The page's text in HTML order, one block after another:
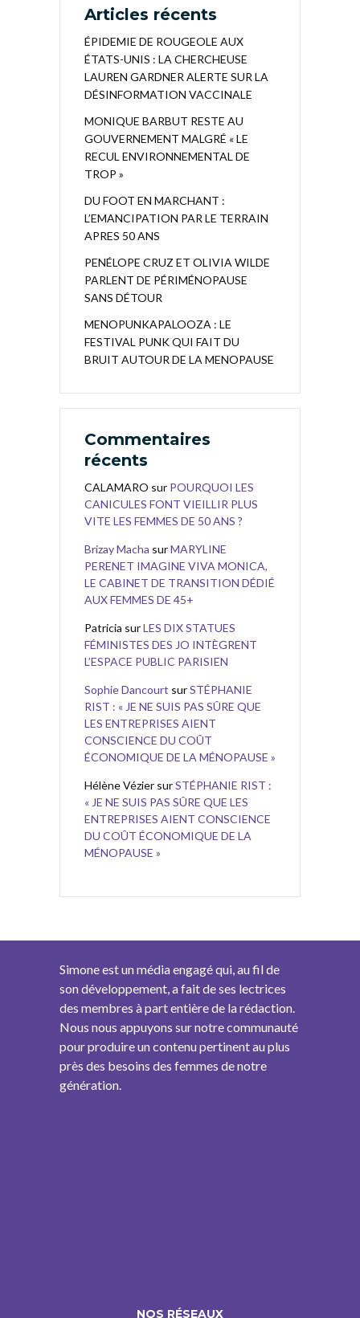
Articles récents
ÉPIDEMIE DE ROUGEOLE AUX
ÉTATS-UNIS : LA CHERCHEUSE
LAUREN GARDNER ALERTE SUR LA
DÉSINFORMATION VACCINALE
MONIQUE BARBUT RESTE AU
GOUVERNEMENT MALGRÉ « LE
RECUL ENVIRONNEMENTAL DE
TROP »
DU FOOT EN MARCHANT :
L’EMANCIPATION PAR LE TERRAIN
APRES 50 ANS
PENÉLOPE CRUZ ET OLIVIA WILDE
PARLENT DE PÉRIMÉNOPAUSE
SANS DÉTOUR
MENOPUNKAPALOOZA : LE
FESTIVAL PUNK QUI FAIT DU
BRUIT AUTOUR DE LA MENOPAUSE
Commentaires
récents
CALAMARO sur POURQUOI LES
CANICULES FONT VIEILLIR PLUS
VITE LES FEMMES DE 50 ANS ?
Brizay Macha surMARYLINE
PERENET IMAGINE VIVA MONICA,
LE CABINET DE TRANSITION DÉDIÉ
AUX FEMMES DE 45+
Patricia surLES DIX STATUES
FÉMINISTES DES JO INTÈGRENT
L’ESPACE PUBLIC PARISIEN
Sophie Dancourt surSTÉPHANIE
RIST : « JE NE SUIS PAS SÛRE QUE
LES ENTREPRISES AIENT
CONSCIENCE DU COÛT
ÉCONOMIQUE DE LA MÉNOPAUSE »
Hélène Vézier surSTÉPHANIE RIST :
« JE NE SUIS PAS SÛRE QUE LES
ENTREPRISES AIENT CONSCIENCE
DU COÛT ÉCONOMIQUE DE LA
MÉNOPAUSE »
Simone est un média engagé qui, au fil de
son développement, a fait de ses lectrices
des membres à part entière de la rédaction.
Nous nous appuyons sur notre communauté
pour produire un contenu pertinent au plus
près des besoins des femmes de notre
génération.
NOS RÉSEAUX